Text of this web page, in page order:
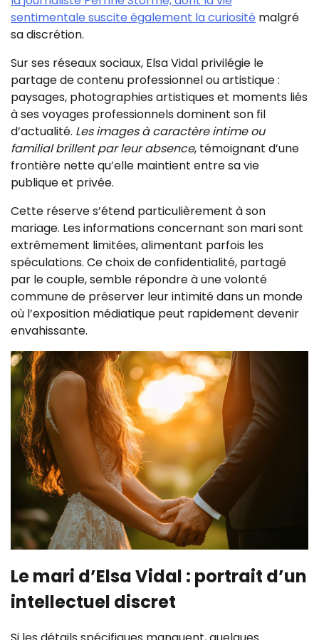
sentimentale suscite également la curiosité malgré
sa discrétion.
Sur ses réseaux sociaux, Elsa Vidal privilégie le
partage de contenu professionnel ou artistique :
paysages, photographies artistiques et moments liés
à ses voyages professionnels dominent son fil
d’actualité. Les images à caractère intime ou
familial brillent par leur absence, témoignant d’une
frontière nette qu’elle maintient entre sa vie
publique et privée.
Cette réserve s’étend particulièrement à son
mariage. Les informations concernant son mari sont
extrêmement limitées, alimentant parfois les
spéculations. Ce choix de confidentialité, partagé
par le couple, semble répondre à une volonté
commune de préserver leur intimité dans un monde
où l’exposition médiatique peut rapidement devenir
envahissante.
Le mari d’Elsa Vidal : portrait d’un
intellectuel discret